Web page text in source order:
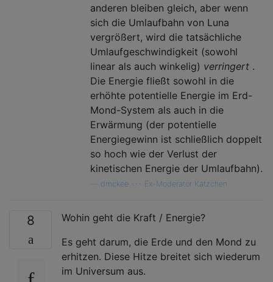
anderen bleiben gleich, aber wenn
sich die Umlaufbahn von Luna
vergrößert, wird die tatsächliche
Umlaufgeschwindigkeit (sowohl
linear als auch winkelig) verringert .
Die Energie fließt sowohl in die
erhöhte potentielle Energie im Erd-
Mond-System als auch in die
Erwärmung (der potentielle
Energiegewinn ist schließlich doppelt
so hoch wie der Verlust der
kinetischen Energie der Umlaufbahn).
dmckee --- Ex-Moderator Kätzchen
8
Wohin geht die Kraft / Energie?
Es geht darum, die Erde und den Mond zu
erhitzen. Diese Hitze breitet sich wiederum
im Universum aus.